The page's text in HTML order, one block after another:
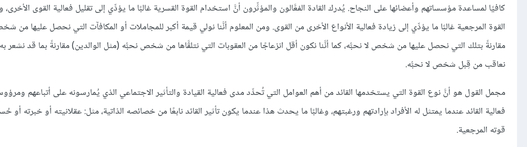
كافيًا لمساعدة مؤسساتهم وأعضائها على النجاح. يُدرك القادة الفعَّالون والمؤثِّرون أنَّ استخدام القوة القسرية غالبًا ما يؤدِّي إلى تقليل فعالية القوى
القوة المرجعية غالبًا ما يؤدِّي إلى زيادة فعالية الأنواع الأخرى من القوى. ومن المعلوم أنَّنا نولي قيمة أكبر للمجاملات أو المكافآت التي نحصل عليها من
مقارنةً بتلك التي نحصل عليها من شخص لا نحبُّه، كما أنَّنا نكون أقل انزعاجًا من العقوبات التي نتلقَّاها من شخص نحبُّه (مثل الوالدين) مقارنةً بما قد نشعر
نعاقب من قِبل شخص لا نحبُّه.
مجمل القول هو أنَّ نوع القوة التي يستخدمها القائد من أهم العوامل التي تُحدِّد مدى فعالية القيادة والتأثير الاجتماعي الذي يُمارسونه على أتباعهم
فعالية القائد عندما يمتثل له الأفراد بإرادتهم ورغبتهم، وغالبًا ما يحدث هذا عندما يكون تأثير القائد نابعًا من خصائصه الذاتية، مثل: عقلانيته أو خبرته أو
قوته المرجعية.